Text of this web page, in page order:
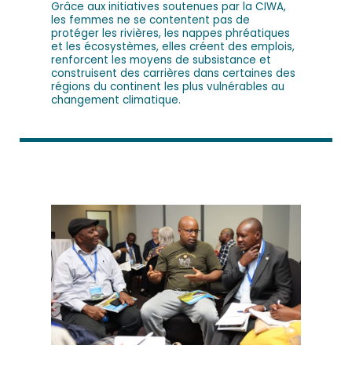
Grâce aux initiatives soutenues par la CIWA,
les femmes ne se contentent pas de
protéger les rivières, les nappes phréatiques
et les écosystèmes, elles créent des emplois,
renforcent les moyens de subsistance et
construisent des carrières dans certaines des
régions du continent les plus vulnérables au
changement climatique.